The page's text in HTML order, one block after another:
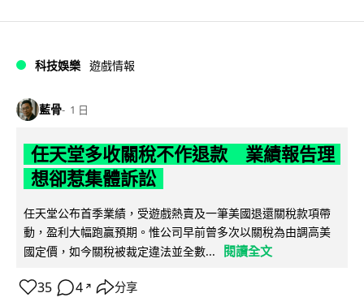
科技娛樂 遊戲情報
藍骨 1 日
任天堂多收關稅不作退款 業績報告理
想卻惹集體訴訟
任天堂公布首季業績，受遊戲熱賣及一筆美國退還關稅款項帶
動，盈利大幅跑贏預期。惟公司早前曾多次以關稅為由調高美
國定價，如今關稅被裁定違法並全數...
閱讀全文
35 4 ↗ 分享